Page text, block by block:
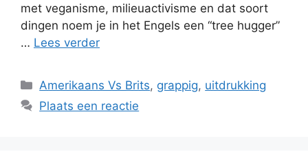
met veganisme, milieuactivisme en dat soort
dingen noem je in het Engels een “tree hugger”
… Lees verder
Categorieën
Amerikaans Vs Brits, grappig, uitdrukking
Plaats een reactie